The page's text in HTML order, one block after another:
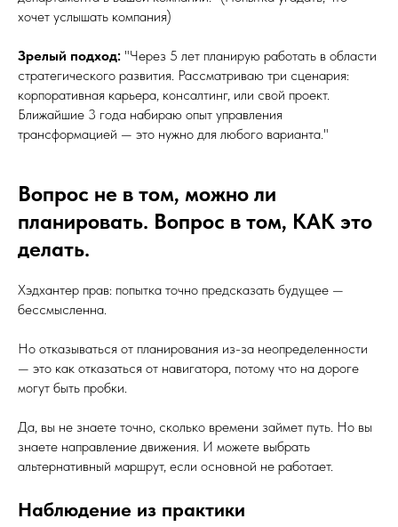
хочет услышать компания)
Зрелый подход: "Через 5 лет планирую работать в области
стратегического развития. Рассматриваю три сценария:
корпоративная карьера, консалтинг, или свой проект.
Ближайшие 3 года набираю опыт управления
трансформацией — это нужно для любого варианта."
Вопрос не в том, можно ли
планировать. Вопрос в том, КАК это
делать.
Хэдхантер прав: попытка точно предсказать будущее —
бессмысленна.
Но отказываться от планирования из-за неопределенности
— это как отказаться от навигатора, потому что на дороге
могут быть пробки.
Да, вы не знаете точно, сколько времени займет путь. Но вы
знаете направление движения. И можете выбрать
альтернативный маршрут, если основной не работает.
Наблюдение из практики